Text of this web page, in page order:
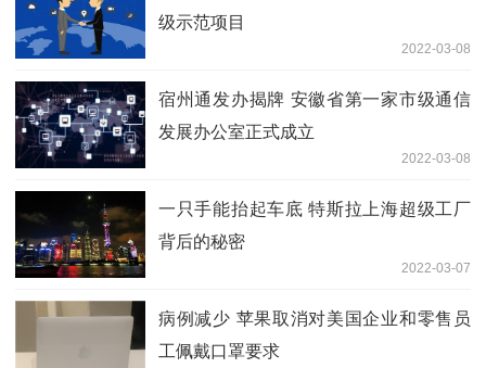
级示范项目
2022-03-08
宿州通发办揭牌 安徽省第一家市级通信
发展办公室正式成立
2022-03-08
一只手能抬起车底 特斯拉上海超级工厂
背后的秘密
2022-03-07
病例减少 苹果取消对美国企业和零售员
工佩戴口罩要求